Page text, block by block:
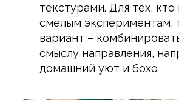
текстурами. Для тех, кто
смелым экспериментам,
вариант –
смыслу направления,
домашний уют и бохо